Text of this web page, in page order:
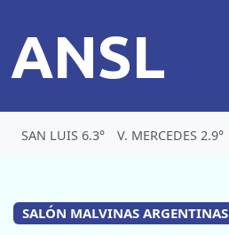
ANSL
SAN LUIS 6.3° V. MERCEDES 2.9°
SALÓN MALVINAS ARGENTINAS